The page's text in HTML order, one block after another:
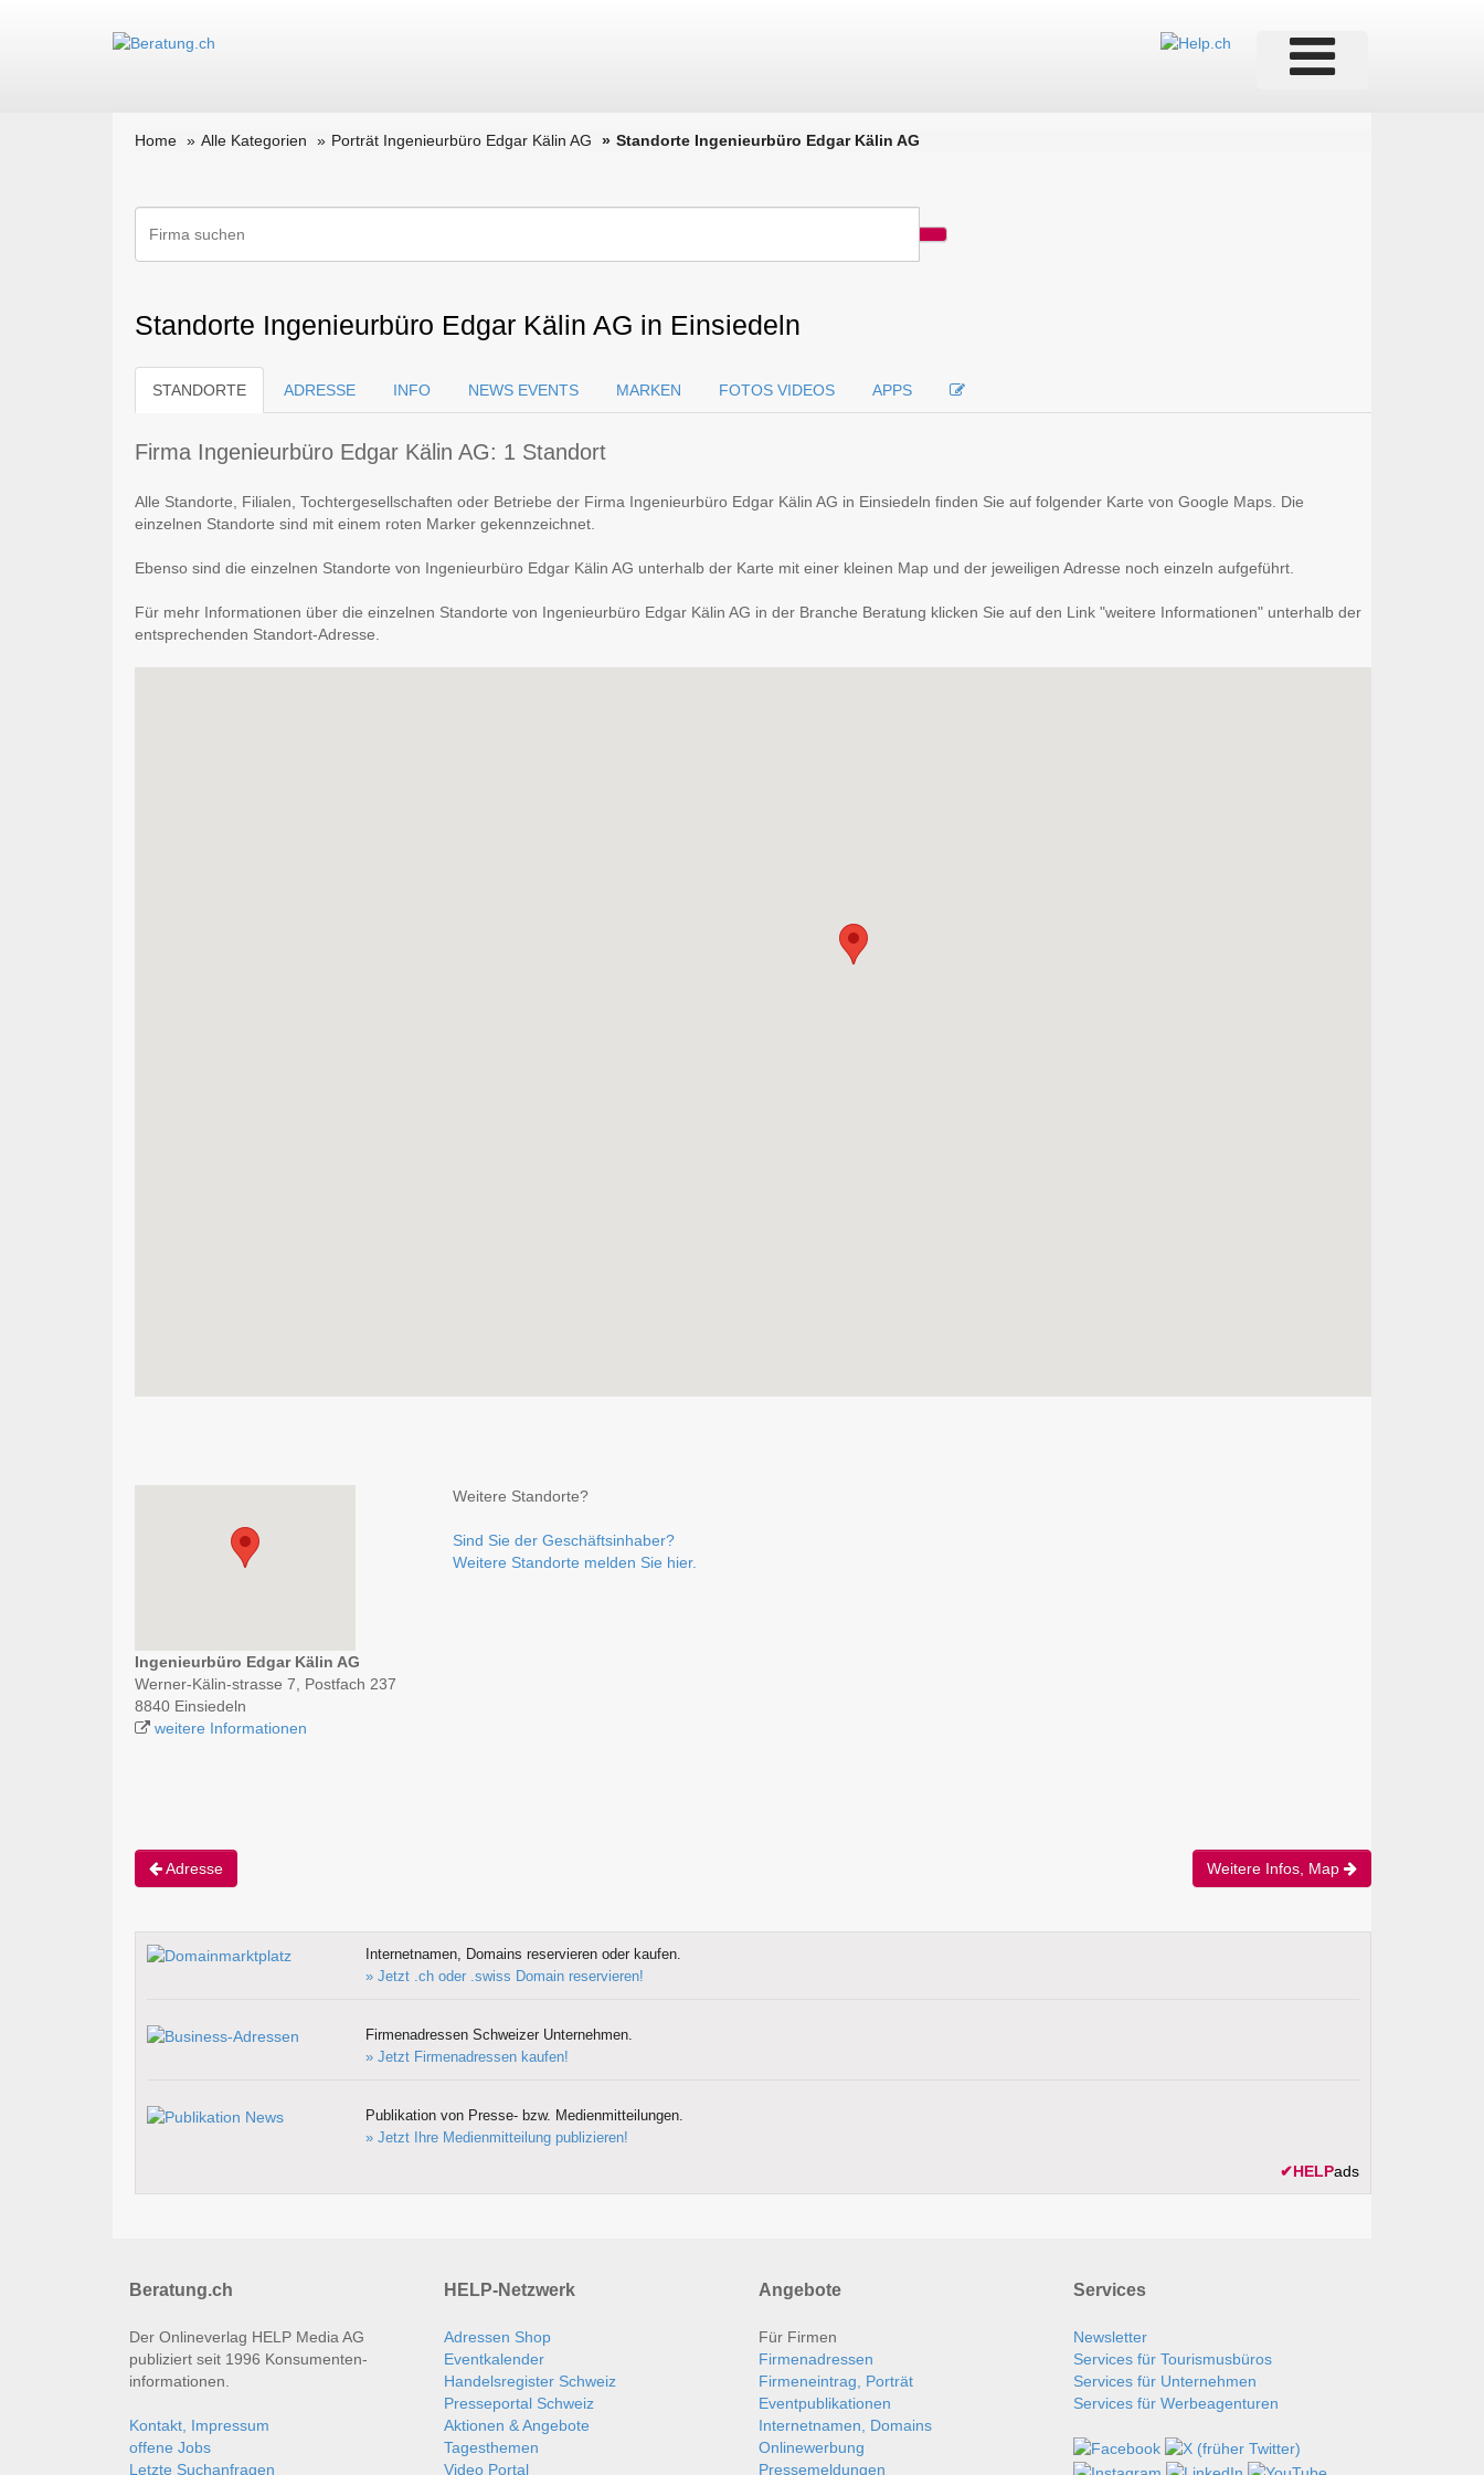
Home Alle Kategorien Porträt Ingenieurbüro Edgar Kälin AG Standorte Ingenieurbüro Edgar Kälin AG
Standorte Ingenieurbüro Edgar Kälin AG in Einsiedeln
STANDORTE ADRESSE INFO NEWS EVENTS MARKEN FOTOS VIDEOS APPS
Firma Ingenieurbüro Edgar Kälin AG: 1 Standort
Alle Standorte, Filialen, Tochtergesellschaften oder Betriebe der Firma Ingenieurbüro Edgar Kälin AG in Einsiedeln finden Sie auf folgender Karte von Google Maps. Die
einzelnen Standorte sind mit einem roten Marker gekennzeichnet.
Ebenso sind die einzelnen Standorte von Ingenieurbüro Edgar Kälin AG unterhalb der Karte mit einer kleinen Map und der jeweiligen Adresse noch einzeln aufgeführt.
Für mehr Informationen über die einzelnen Standorte von Ingenieurbüro Edgar Kälin AG in der Branche Beratung klicken Sie auf den Link "weitere Informationen" unterhalb der
entsprechenden Standort-Adresse.
Ingenieurbüro Edgar Kälin AG
Werner-Kälin-strasse 7, Postfach 237
8840 Einsiedeln
weitere Informationen
Weitere Standorte?
Sind Sie der Geschäftsinhaber?
Weitere Standorte melden Sie hier.
Adresse Weitere Infos, Map
Internetnamen, Domains reservieren oder kaufen.
» Jetzt .ch oder .swiss Domain reservieren!
Firmenadressen Schweizer Unternehmen.
» Jetzt Firmenadressen kaufen!
Publikation von Presse- bzw. Medienmitteilungen.
» Jetzt Ihre Medienmitteilung publizieren!
✔HELPads
Beratung.ch
Der Onlineverlag HELP Media AG
publiziert seit 1996 Konsumenten­
informationen.
Kontakt, Impressum
offene Jobs
Letzte Suchanfragen
HELP-Netzwerk
Adressen Shop
Eventkalender
Handelsregister Schweiz
Presseportal Schweiz
Aktionen & Angebote
Tagesthemen
Video Portal
Angebote
Für Firmen
Firmenadressen
Firmeneintrag, Porträt
Eventpublikationen
Internetnamen, Domains
Onlinewerbung
Pressemeldungen
Services
Newsletter
Services für Tourismusbüros
Services für Unternehmen
Services für Werbeagenturen